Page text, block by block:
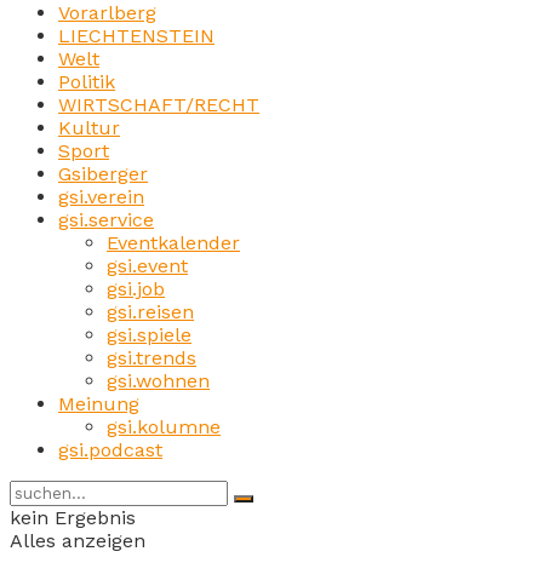
Vorarlberg
LIECHTENSTEIN
Welt
Politik
WIRTSCHAFT/RECHT
Kultur
Sport
Gsiberger
gsi.verein
gsi.service
Eventkalender
gsi.event
gsi.job
gsi.reisen
gsi.spiele
gsi.trends
gsi.wohnen
Meinung
gsi.kolumne
gsi.podcast
kein Ergebnis
Alles anzeigen